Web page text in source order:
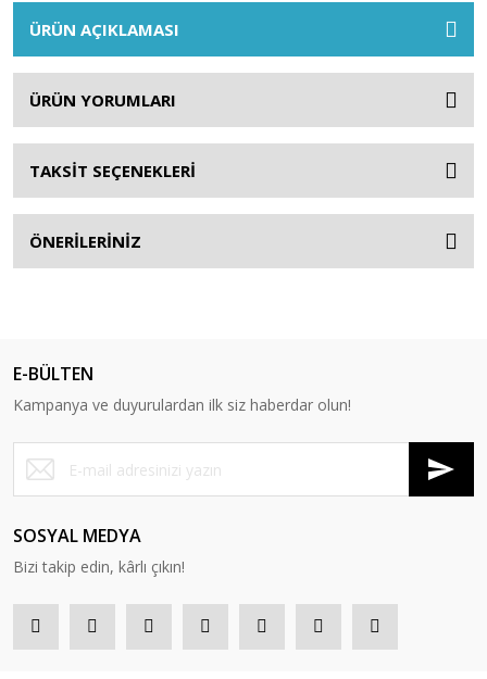
ÜRÜN AÇIKLAMASI
ÜRÜN YORUMLARI
TAKSİT SEÇENEKLERİ
ÖNERİLERİNİZ
E-BÜLTEN
Kampanya ve duyurulardan ilk siz haberdar olun!
SOSYAL MEDYA
Bizi takip edin, kârlı çıkın!